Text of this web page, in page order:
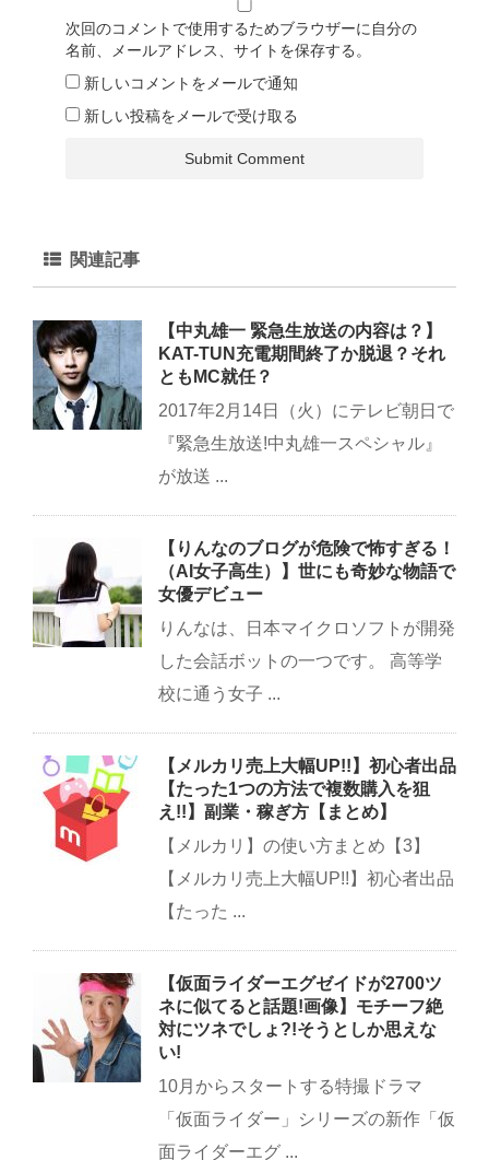
次回のコメントで使用するためブラウザーに自分の
名前、メールアドレス、サイトを保存する。
新しいコメントをメールで通知
新しい投稿をメールで受け取る
関連記事
【中丸雄一 緊急生放送の内容は？】
KAT-TUN充電期間終了か脱退？それ
ともMC就任？
2017年2月14日（火）にテレビ朝日で
『緊急生放送!中丸雄一スペシャル』
が放送 ...
【りんなのブログが危険で怖すぎる！
（AI女子高生）】世にも奇妙な物語で
女優デビュー
りんなは、日本マイクロソフトが開発
した会話ボットの一つです。 高等学
校に通う女子 ...
【メルカリ売上大幅UP!!】初心者出品
【たった1つの方法で複数購入を狙
え!!】副業・稼ぎ方【まとめ】
【メルカリ】の使い方まとめ【3】
【メルカリ売上大幅UP!!】初心者出品
【たった ...
【仮面ライダーエグゼイドが2700ツ
ネに似てると話題!画像】モチーフ絶
対にツネでしょ?!そうとしか思えな
い!
10月からスタートする特撮ドラマ
「仮面ライダー」シリーズの新作「仮
面ライダーエグ ...